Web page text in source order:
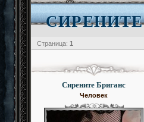
СИРЕНИТЕ
Страница: 1
Сирените Бриганс
Человек